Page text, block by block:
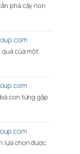
phá cây non
quả của một
con từng gặp
lựa chọn được